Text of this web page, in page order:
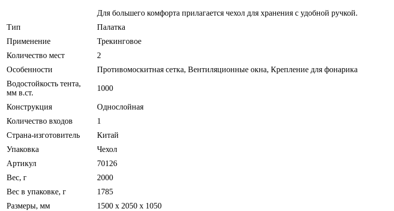
Для большего комфорта прилагается чехол для хранения с удобной ручкой.
Тип
Палатка
Применение
Трекинговое
Количество мест
2
Особенности
Противомоскитная сетка, Вентиляционные окна, Крепление для фонарика
Водостойкость тента,
мм в.ст.
1000
Конструкция
Однослойная
Количество входов
1
Страна-изготовитель
Китай
Упаковка
Чехол
Артикул
70126
Вес, г
2000
Вес в упаковке, г
1785
Размеры, мм
1500 х 2050 х 1050